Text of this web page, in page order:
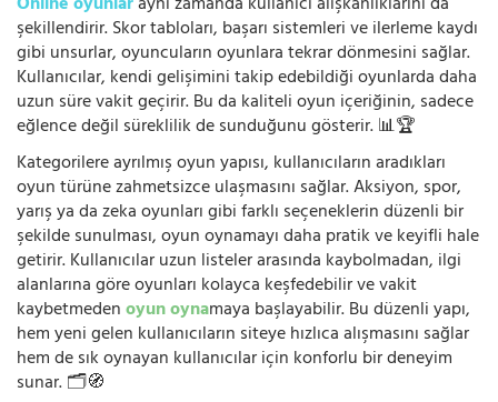
şekillendirir. Skor tabloları, başarı sistemleri ve ilerleme kaydı
gibi unsurlar, oyuncuların oyunlara tekrar dönmesini sağlar.
Kullanıcılar, kendi gelişimini takip edebildiği oyunlarda daha
uzun süre vakit geçirir. Bu da kaliteli oyun içeriğinin, sadece
eğlence değil süreklilik de sunduğunu gösterir. 📊🏆
Kategorilere ayrılmış oyun yapısı, kullanıcıların aradıkları
oyun türüne zahmetsizce ulaşmasını sağlar. Aksiyon, spor,
yarış ya da zeka oyunları gibi farklı seçeneklerin düzenli bir
şekilde sunulması, oyun oynamayı daha pratik ve keyifli hale
getirir. Kullanıcılar uzun listeler arasında kaybolmadan, ilgi
alanlarına göre oyunları kolayca keşfedebilir ve vakit
kaybetmedenoyun oynamaya başlayabilir. Bu düzenli yapı,
hem yeni gelen kullanıcıların siteye hızlıca alışmasını sağlar
hem de sık oynayan kullanıcılar için konforlu bir deneyim
sunar. 🗂️🧭